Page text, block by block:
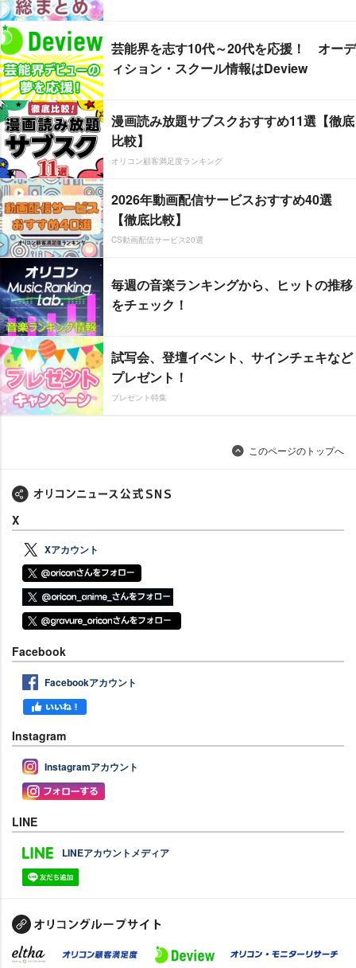
芸能界を志す10代～20代を応援！ オーデ
ィション・スクール情報はDeview
漫画読み放題サブスクおすすめ11選【徹底
比較】
オリコン顧客満足度ランキング
2026年動画配信サービスおすすめ40選
【徹底比較】
CS動画配信サービス20選
毎週の音楽ランキングから、ヒットの推移
をチェック！
試写会、登壇イベント、サインチェキなど
プレゼント！
プレゼント特集
このページのトップへ
X
Xアカウント
Facebook
Facebookアカウント
Instagram
Instagramアカウント
LINE
LINEアカウントメディア